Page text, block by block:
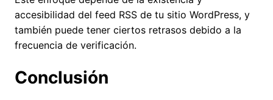
accesibilidad del feed RSS de tu sitio WordPress, y
también puede tener ciertos retrasos debido a la
frecuencia de verificación.
Conclusión